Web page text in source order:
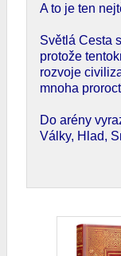
A to je ten
Světlá Cesta
protože
rozvoje
mnoha
Do arény
Války, Hlad,